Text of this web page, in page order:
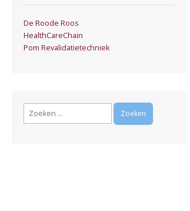
De Roode Roos
HealthCareChain
Pom Revalidatietechniek
Zoeken